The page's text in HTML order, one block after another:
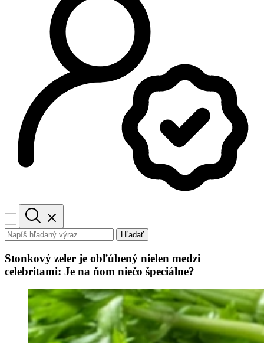
Hľadať
Stonkový zeler je obľúbený nielen medzi
celebritami: Je na ňom niečo špeciálne?